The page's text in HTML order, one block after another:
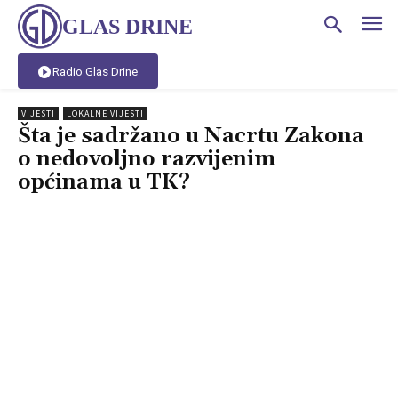
GLAS DRINE
Radio Glas Drine
VIJESTI LOKALNE VIJESTI
Šta je sadržano u Nacrtu Zakona
o nedovoljno razvijenim
općinama u TK?